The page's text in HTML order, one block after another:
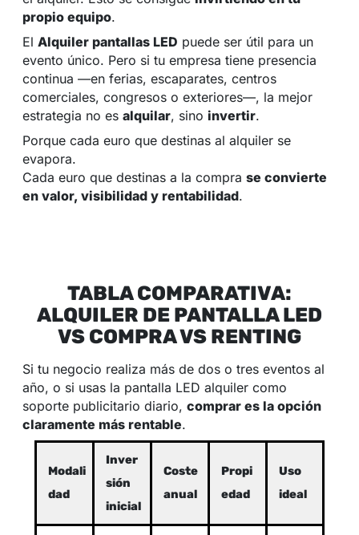
propio equipo.
El Alquiler pantallas LED puede ser útil para un
evento único. Pero si tu empresa tiene presencia
continua —en ferias, escaparates, centros
comerciales, congresos o exteriores—, la mejor
estrategia no es alquilar, sino invertir.
Porque cada euro que destinas al alquiler se
evapora.
Cada euro que destinas a la compra se convierte
en valor, visibilidad y rentabilidad.
TABLA COMPARATIVA:
ALQUILER DE PANTALLA LED
VS COMPRA VS RENTING
Si tu negocio realiza más de dos o tres eventos al
año, o si usas la pantalla LED alquiler como
soporte publicitario diario, comprar es la opción
claramente más rentable.
Modali
dad
Inver
sión
inicial
Coste
anual
Propi
edad
Uso
ideal